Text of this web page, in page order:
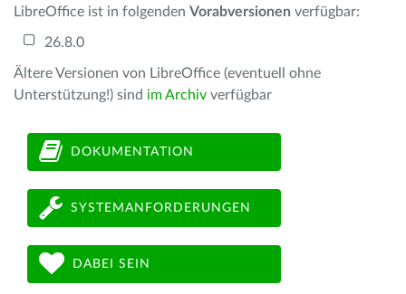
LibreOffice ist in folgenden Vorabversionen verfügbar:
26.8.0
Ältere Versionen von LibreOffice (eventuell ohne
Unterstützung!) sind im Archiv verfügbar
DOKUMENTATION
SYSTEMANFORDERUNGEN
DABEI SEIN